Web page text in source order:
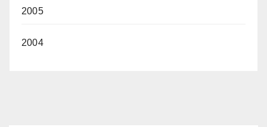
2005
2004